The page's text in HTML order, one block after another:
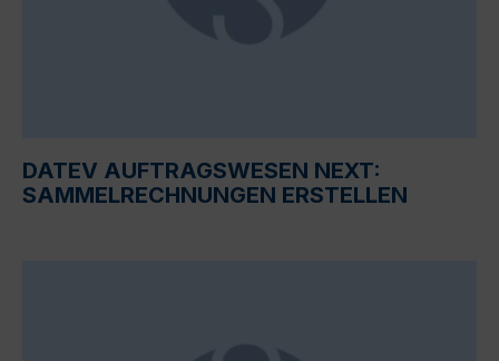
DATEV AUFTRAGSWESEN NEXT:
SAMMELRECHNUNGEN ERSTELLEN